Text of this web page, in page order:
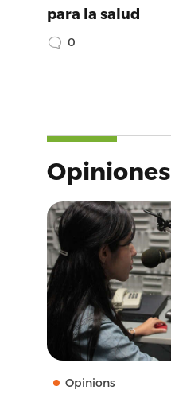
para la salud
0
Opiniones
Opinions